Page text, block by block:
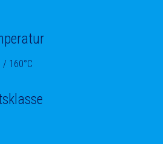
/ 160°C